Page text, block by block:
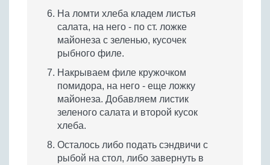
На ломти хлеба кладем листья
салата, на него - по ст. ложке
майонеза с зеленью, кусочек
рыбного филе.
Накрываем филе кружочком
помидора, на него - еще ложку
майонеза. Добавляем листик
зеленого салата и второй кусок
хлеба.
Осталось либо подать сэндвичи с
рыбой на стол, либо завернуть в